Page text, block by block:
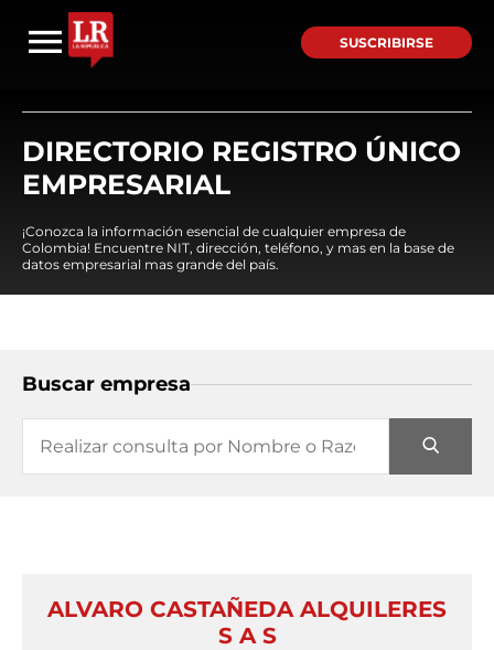
SUSCRIBIRSE
DIRECTORIO REGISTRO ÚNICO
EMPRESARIAL
¡Conozca la información esencial de cualquier empresa de
Colombia! Encuentre NIT, dirección, teléfono, y mas en la base de
datos empresarial mas grande del país.
Buscar empresa
ALVARO CASTAÑEDA ALQUILERES
S A S